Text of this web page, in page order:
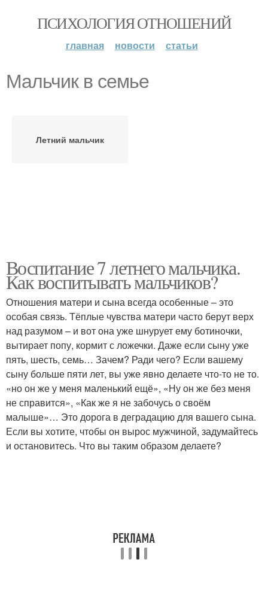
ПСИХОЛОГИЯ ОТНОШЕНИЙ
главная новости статьи
Мальчик в семье
Летний мальчик
Воспитание 7 летнего мальчика.
Как воспитывать мальчиков?
Отношения матери и сына всегда особенные – это
особая связь. Тёплые чувства матери часто берут верх
над разумом – и вот она уже шнурует ему ботиночки,
вытирает попу, кормит с ложечки. Даже если сыну уже
пять, шесть, семь… Зачем? Ради чего? Если вашему
сыну больше пяти лет, вы уже явно делаете что-то не то.
«но он же у меня маленький ещё», «Ну он же без меня
не справится», «Как же я не забочусь о своём
малыше»… Это дорога в деградацию для вашего сына.
Если вы хотите, чтобы он вырос мужчиной, задумайтесь
и остановитесь. Что вы таким образом делаете?